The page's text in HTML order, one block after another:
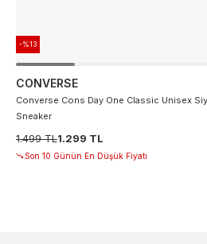
-%13
CONVERSE
Converse Cons Day One Classic Unisex
Sneaker
1.499 TL1.299 TL
Son 10 Günün En Düşük Fiyatı